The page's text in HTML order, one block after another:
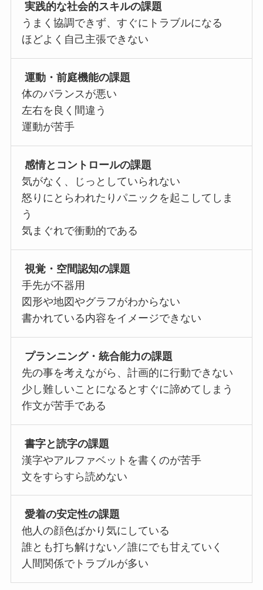
実践的な社会的スキルの課題
うまく協調できず、すぐにトラブルになる
ほどよく自己主張できない
運動・前庭機能の課題
体のバランスが悪い
左右を良く間違う
運動が苦手
感情とコントロールの課題
気がなく、じっとしていられない
怒りにとらわれたりパニックを起こしてしま
う
気まぐれで衝動的である
視覚・空間認知の課題
手先が不器用
図形や地図やグラフがわからない
書かれている内容をイメージできない
プランニング・統合能力の課題
先の事を考えながら、計画的に行動できない
少し難しいことになるとすぐに諦めてしまう
作文が苦手である
書字と読字の課題
漢字やアルファベットを書くのが苦手
文をすらすら読めない
愛着の安定性の課題
他人の顔色ばかり気にしている
誰とも打ち解けない／誰にでも甘えていく
人間関係でトラブルが多い